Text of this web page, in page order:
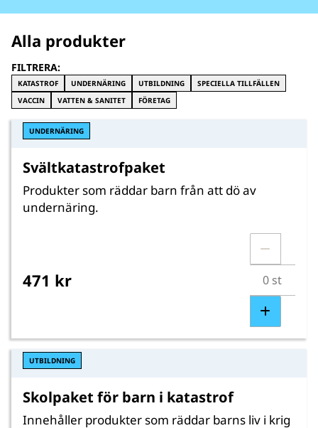
Alla produkter
FILTRERA:
KATASTROF UNDERNÄRING UTBILDNING
SPECIELLA TILLFÄLLEN
VACCIN
VATTEN & SANITET FÖRETAG
UNDERNÄRING
Svältkatastrofpaket
Produkter som räddar barn från att dö av
undernäring.
471 kr
UTBILDNING
Skolpaket för barn i katastrof
Innehåller produkter som räddar barns liv i krig